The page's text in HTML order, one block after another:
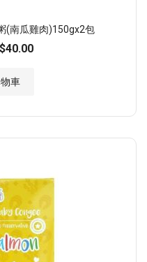
(南瓜雞肉)150gx2包
車